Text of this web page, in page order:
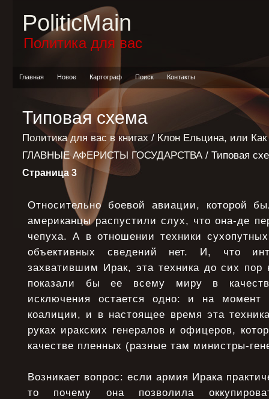
PoliticMain
Политика для вас
Главная Новое Картограф Поиск Контакты
Типовая схема
Политика для вас в книгах / Клон Ельцина, или
ГЛАВНЫЕ АФЕРИСТЫ ГОСУДАРСТВА/ Типовая
Страница 3
Относительно боевой авиации, которой
американцы распустили слух, что она-де
чепуха. А в отношении техники
объективных сведений нет. И, что
захватившим Ирак, эта техника до сих пор
показали бы ее всему миру в
исключения остается одно: и на момент
коалиции, и в настоящее время эта
руках иракских генералов и офицеров,
качестве пленных (разные там министры-
Возникает вопрос: если армия Ирака
то почему она позволила